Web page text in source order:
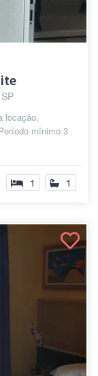
locação,
mínimo 3
1 1